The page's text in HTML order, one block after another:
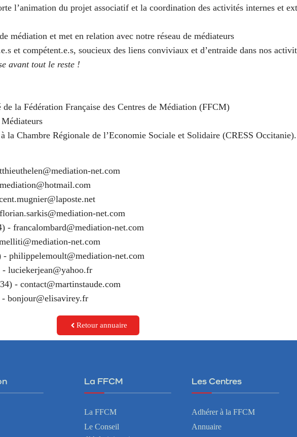
l’animation du projet associatif et la coordination des activités internes et
médiation et met en relation avec notre réseau de médiateurs
et compétent.e.s, soucieux des liens conviviaux et d’entraide dans nos
avant tout le reste !
la Fédération Française des Centres de Médiation (FFCM)
la Chambre Régionale de l’Economie Sociale et Solidaire (CRESS Occitanie).
net.com
florian.sarkis@mediation-net.com
- francalombard@mediation-net.com
net.com
- philippelemoult@mediation-net.com
- luciekerjean@yahoo.fr
- contact@martinstaude.com
- bonjour@elisavirey.fr
Retour annuaire
La FFCM
La FFCM
Le Conseil
Les Centres
Adhérer à la FFCM
Annuaire